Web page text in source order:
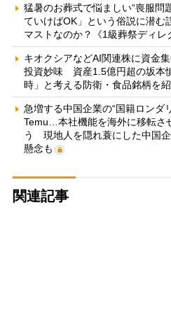
猛暑のお葬式で悩ましい“喪服
ていけばOK」という俗説に潜む
マストなのか？《1級葬祭ディレ
キオクシアなどAI関連株に資金
投資妙味 資産1.5億円超の坂本
時」と考える防衛・食品銘柄を
急増する中国企業の“国籍ロンダ
Temu…本社機能を海外に移転さ
う 現地人を隠れ蓑にした中国
懸念も
関連記事